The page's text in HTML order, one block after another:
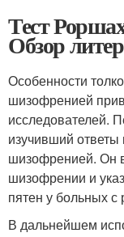
Тест
Обзор
Особенности
шизофренией
исследователей.
изучивший
шизофренией. Он
шизофрении и
пятен у больных
В дальнейшем